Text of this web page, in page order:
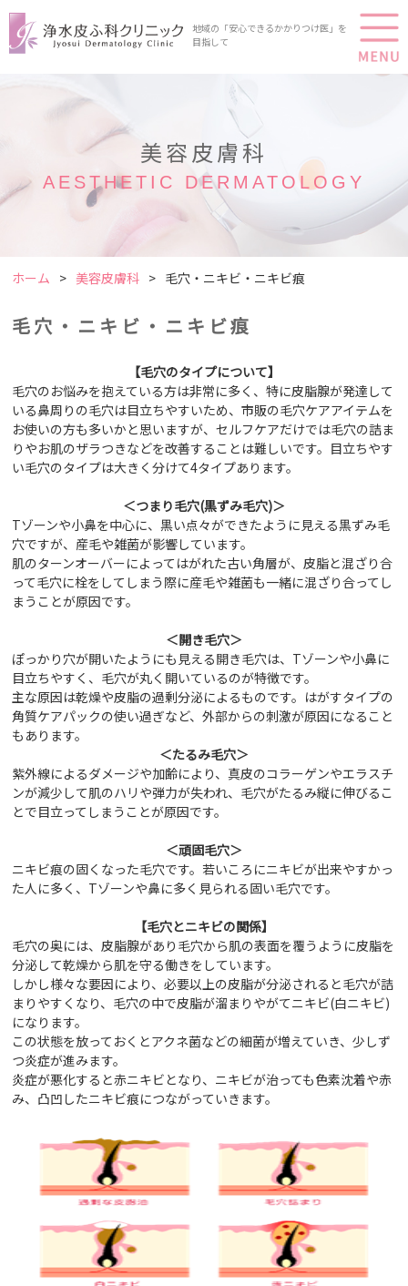
地域の「安心できるかかりつけ医」を
目指して
美容皮膚科
AESTHETIC DERMATOLOGY
ホーム 美容皮膚科 毛穴・ニキビ・ニキビ痕
毛穴・ニキビ・ニキビ痕
【毛穴のタイプについて】
毛穴のお悩みを抱えている方は非常に多く、特に皮脂腺が発達して
いる鼻周りの毛穴は目立ちやすいため、市販の毛穴ケアアイテムを
お使いの方も多いかと思いますが、セルフケアだけでは毛穴の詰ま
りやお肌のザラつきなどを改善することは難しいです。目立ちやす
い毛穴のタイプは大きく分けて4タイプあります。
＜つまり毛穴(黒ずみ毛穴)＞
Tゾーンや小鼻を中心に、黒い点々ができたように見える黒ずみ毛
穴ですが、産毛や雑菌が影響しています。
肌のターンオーバーによってはがれた古い角層が、皮脂と混ざり合
って毛穴に栓をしてしまう際に産毛や雑菌も一緒に混ざり合ってし
まうことが原因です。
＜開き毛穴＞
ぽっかり穴が開いたようにも見える開き毛穴は、Tゾーンや小鼻に
目立ちやすく、毛穴が丸く開いているのが特徴です。
主な原因は乾燥や皮脂の過剰分泌によるものです。はがすタイプの
角質ケアパックの使い過ぎなど、外部からの刺激が原因になること
もあります。
＜たるみ毛穴＞
紫外線によるダメージや加齢により、真皮のコラーゲンやエラスチ
ンが減少して肌のハリや弾力が失われ、毛穴がたるみ縦に伸びるこ
とで目立ってしまうことが原因です。
＜頑固毛穴＞
ニキビ痕の固くなった毛穴です。若いころにニキビが出来やすかっ
た人に多く、Tゾーンや鼻に多く見られる固い毛穴です。
【毛穴とニキビの関係】
毛穴の奥には、皮脂腺があり毛穴から肌の表面を覆うように皮脂を
分泌して乾燥から肌を守る働きをしています。
しかし様々な要因により、必要以上の皮脂が分泌されると毛穴が詰
まりやすくなり、毛穴の中で皮脂が溜まりやがてニキビ(白ニキビ)
になります。
この状態を放っておくとアクネ菌などの細菌が増えていき、少しず
つ炎症が進みます。
炎症が悪化すると赤ニキビとなり、ニキビが治っても色素沈着や赤
み、凸凹したニキビ痕につながっていきます。